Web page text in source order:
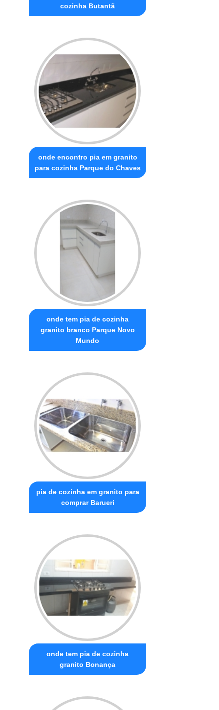
cozinha Butantã
onde encontro pia em granito
para cozinha Parque do Chaves
onde tem pia de cozinha
granito branco Parque Novo
Mundo
pia de cozinha em granito para
comprar Barueri
onde tem pia de cozinha
granito Bonança